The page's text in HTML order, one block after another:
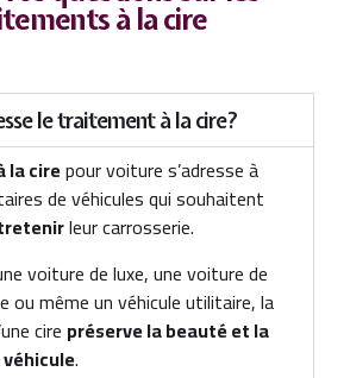
à la cire
le traitement à la cire?
la cirepour voiture s’adresse à
de véhicules qui souhaitent
leur carrosserie.
voiture de luxe, une voiture de
ou même un véhicule utilitaire, la
cire préserve la beauté et la
.